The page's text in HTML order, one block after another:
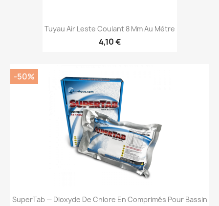
Tuyau Air Leste Coulant 8 Mm Au Mètre
4,10 €
SuperTab — Dioxyde De Chlore En Comprimés Pour Bassin
-50%